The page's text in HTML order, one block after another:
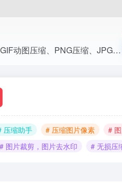
压缩助手是在线图片压缩工具，支持GIF动图压缩、PNG压缩、JPG压缩，可精确控制照片的长宽和大小。
压缩助手 # 压缩图片像素
#
# 图片裁剪，图片去水印 # 无损压